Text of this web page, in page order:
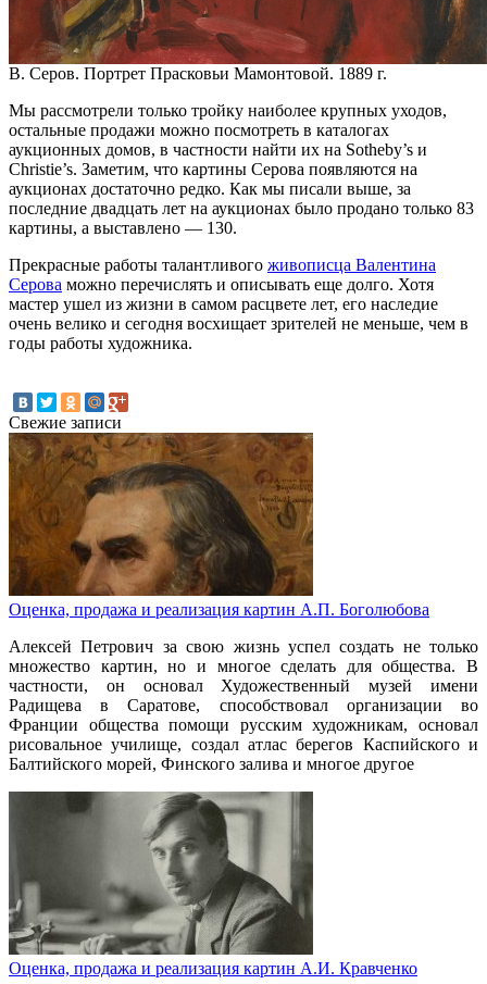
В. Серов. Портрет Прасковьи Мамонтовой. 1889 г.
Мы рассмотрели только тройку наиболее крупных уходов,
остальные продажи можно посмотреть в каталогах
аукционных домов, в частности найти их на Sotheby’s и
Christie’s. Заметим, что картины Серова появляются на
аукционах достаточно редко. Как мы писали выше, за
последние двадцать лет на аукционах было продано только 83
картины, а выставлено — 130.
Прекрасные работы талантливого живописца Валентина
Серова можно перечислять и описывать еще долго. Хотя
мастер ушел из жизни в самом расцвете лет, его наследие
очень велико и сегодня восхищает зрителей не меньше, чем в
годы работы художника.
Свежие записи
Оценка, продажа и реализация картин А.П. Боголюбова
Алексей Петрович за свою жизнь успел создать не только
множество картин, но и многое сделать для общества. В
частности, он основал Художественный музей имени
Радищева в Саратове, способствовал организации во
Франции общества помощи русским художникам, основал
рисовальное училище, создал атлас берегов Каспийского и
Балтийского морей, Финского залива и многое другое
Оценка, продажа и реализация картин А.И. Кравченко